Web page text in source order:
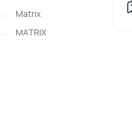
Matrix
MATRIX